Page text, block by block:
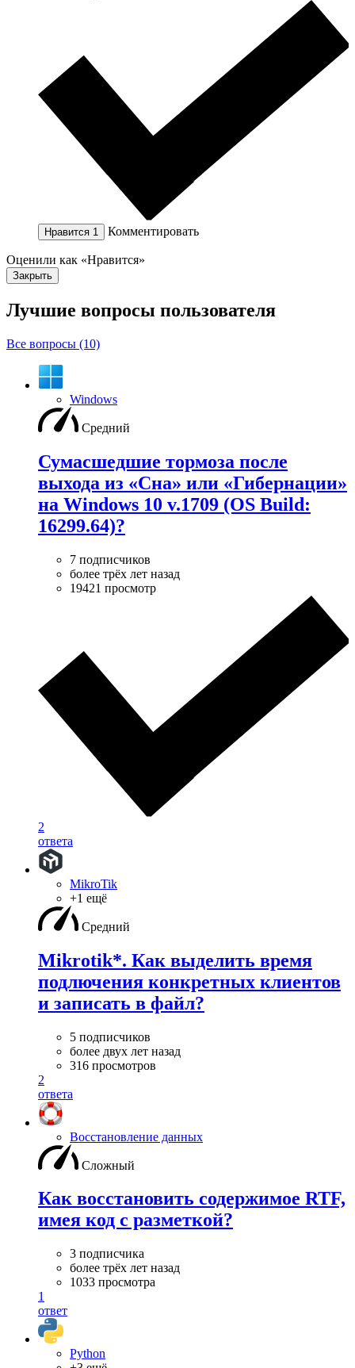
Нравится 1 Комментировать
Оценили как «Нравится»
Закрыть
Лучшие вопросы пользователя
Все вопросы (10)
Windows
Средний
Сумасшедшие тормоза после
выхода из «Сна» или «Гибернации»
на Windows 10 v.1709 (OS Build:
16299.64)?
7 подписчиков
более трёх лет назад
19421 просмотр
2
ответа
MikroTik
+1 ещё
Средний
Mikrotik*. Как выделить время
подлючения конкретных клиентов
и записать в файл?
5 подписчиков
более двух лет назад
316 просмотров
2
ответа
Восстановление данных
Сложный
Как восстановить содержимое RTF,
имея код с разметкой?
3 подписчика
более трёх лет назад
1033 просмотра
1
ответ
Python